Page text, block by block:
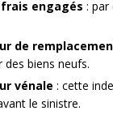
engagés : par
de
biens neufs.
vénale : cette
le sinistre.